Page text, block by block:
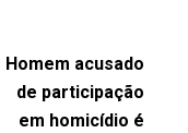
Homem acusado
de participação
em homicídio é